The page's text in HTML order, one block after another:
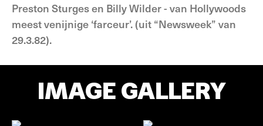
Preston Sturges en Billy Wilder - van Hollywoods
meest venijnige ‘farceur’. (uit “Newsweek” van
29.3.82).
IMAGE GALLERY